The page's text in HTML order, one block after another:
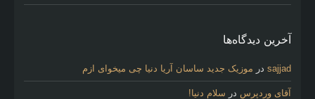
آخرین دیدگاه‌ها
sajjad در موزیک جدید ساسان آریا دنیا چی میخوای ازم
آقای وردپرس در سلام دنیا!